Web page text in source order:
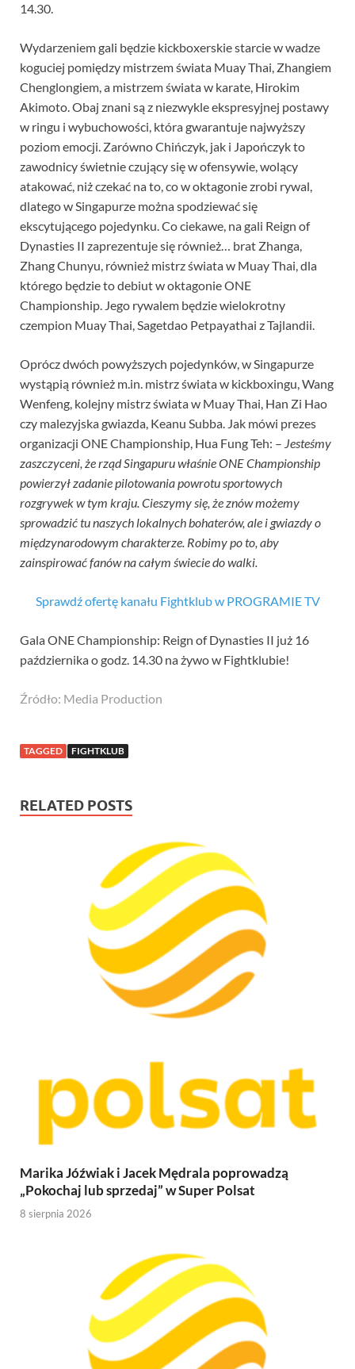
14.30.
Wydarzeniem gali będzie kickboxerskie starcie w wadze
koguciej pomiędzy mistrzem świata Muay Thai, Zhangiem
Chenglongiem, a mistrzem świata w karate, Hirokim
Akimoto. Obaj znani są z niezwykle ekspresyjnej postawy
w ringu i wybuchowości, która gwarantuje najwyższy
poziom emocji. Zarówno Chińczyk, jak i Japończyk to
zawodnicy świetnie czujący się w ofensywie, wolący
atakować, niż czekać na to, co w oktagonie zrobi rywal,
dlatego w Singapurze można spodziewać się
ekscytującego pojedynku. Co ciekawe, na gali Reign of
Dynasties II zaprezentuje się również… brat Zhanga,
Zhang Chunyu, również mistrz świata w Muay Thai, dla
którego będzie to debiut w oktagonie ONE
Championship. Jego rywalem będzie wielokrotny
czempion Muay Thai, Sagetdao Petpayathai z Tajlandii.
Oprócz dwóch powyższych pojedynków, w Singapurze
wystąpią również m.in. mistrz świata w kickboxingu, Wang
Wenfeng, kolejny mistrz świata w Muay Thai, Han Zi Hao
czy malezyjska gwiazda, Keanu Subba. Jak mówi prezes
organizacji ONE Championship, Hua Fung Teh: – Jesteśmy
zaszczyceni, że rząd Singapuru właśnie ONE Championship
powierzył zadanie pilotowania powrotu sportowych
rozgrywek w tym kraju. Cieszymy się, że znów możemy
sprowadzić tu naszych lokalnych bohaterów, ale i gwiazdy o
międzynarodowym charakterze. Robimy po to, aby
zainspirować fanów na całym świecie do walki.
Sprawdź ofertę kanału Fightklub w PROGRAMIE TV
Gala ONE Championship: Reign of Dynasties II już 16
października o godz. 14.30 na żywo w Fightklubie!
Źródło: Media Production
TAGGED FIGHTKLUB
RELATED POSTS
Marika Jóźwiak i Jacek Mędrala poprowadzą
„Pokochaj lub sprzedaj” w Super Polsat
8 sierpnia 2026